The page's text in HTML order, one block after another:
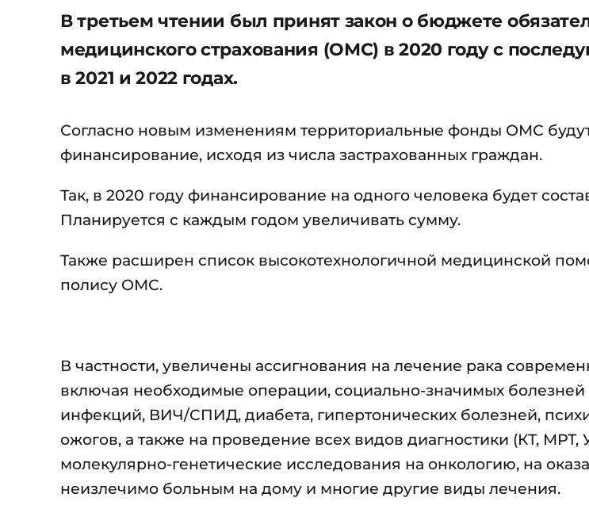
В третьем чтении был принят закон о бюджете
медицинского страхования (ОМС) в 2020 году с
в 2021 и 2022 годах.
Согласно новым изменениям территориальные фонды ОМС
финансирование, исходя из числа застрахованных граждан.
Так, в 2020 году финансирование на одного человека будет
Планируется с каждым годом увеличивать сумму.
Также расширен список высокотехнологичной медицинской
полису ОМС.
В частности, увеличены ассигнования на лечение рака
включая необходимые операции, социально-значимых болезней
инфекций, ВИЧ/СПИД, диабета, гипертонических болезней,
ожогов, а также на проведение всех видов диагностики (КТ,
молекулярно-генетические исследования на онкологию, на
неизлечимо больным на дому и многие другие виды лечения.